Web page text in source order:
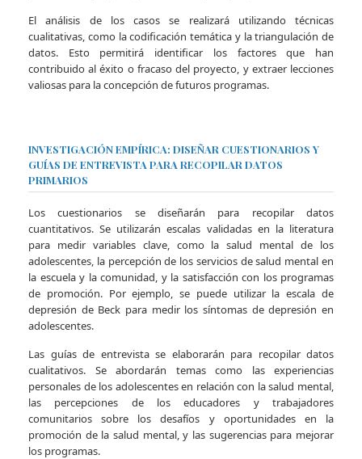
El análisis de los casos se realizará utilizando técnicas
cualitativas, como la codificación temática y la triangulación de
datos. Esto permitirá identificar los factores que han
contribuido al éxito o fracaso del proyecto, y extraer lecciones
valiosas para la concepción de futuros programas.
INVESTIGACIÓN EMPÍRICA: DISEÑAR CUESTIONARIOS Y
GUÍAS DE ENTREVISTA PARA RECOPILAR DATOS
PRIMARIOS
Los cuestionarios se diseñarán para recopilar datos
cuantitativos. Se utilizarán escalas validadas en la literatura
para medir variables clave, como la salud mental de los
adolescentes, la percepción de los servicios de salud mental en
la escuela y la comunidad, y la satisfacción con los programas
de promoción. Por ejemplo, se puede utilizar la escala de
depresión de Beck para medir los síntomas de depresión en
adolescentes.
Las guías de entrevista se elaborarán para recopilar datos
cualitativos. Se abordarán temas como las experiencias
personales de los adolescentes en relación con la salud mental,
las percepciones de los educadores y trabajadores
comunitarios sobre los desafíos y oportunidades en la
promoción de la salud mental, y las sugerencias para mejorar
los programas.